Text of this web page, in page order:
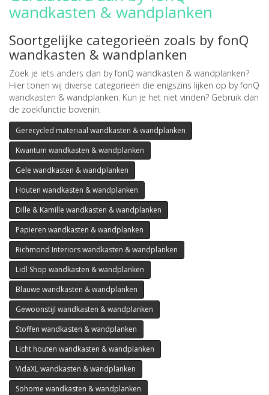
wandkasten & wandplanken
Soortgelijke categorieën zoals by fonQ
wandkasten & wandplanken
Zoek je iets anders dan by fonQ wandkasten & wandplanken?
Hier tonen wij diverse categorieën die enigszins lijken op by fonQ
wandkasten & wandplanken. Kun je het niet vinden? Gebruik dan
de zoekfunctie bovenin.
Gerecycled materiaal wandkasten & wandplanken
Kwantum wandkasten & wandplanken
Gele wandkasten & wandplanken
Houten wandkasten & wandplanken
Dille & Kamille wandkasten & wandplanken
Papieren wandkasten & wandplanken
Richmond Interiors wandkasten & wandplanken
Lidl Shop wandkasten & wandplanken
Blauwe wandkasten & wandplanken
Gewoonstijl wandkasten & wandplanken
Stoffen wandkasten & wandplanken
Licht houten wandkasten & wandplanken
VidaXL wandkasten & wandplanken
Sohome wandkasten & wandplanken